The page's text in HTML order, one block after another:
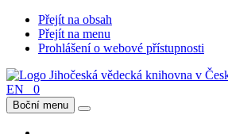
Přejít na obsah
Přejít na menu
Prohlášení o webové přístupnosti
EN 0
Boční menu